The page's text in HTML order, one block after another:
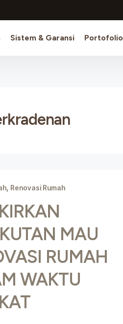
Sistem & Garansi Portofolio
, Renovasi Rumah
MAU
RUMAH
WAKTU